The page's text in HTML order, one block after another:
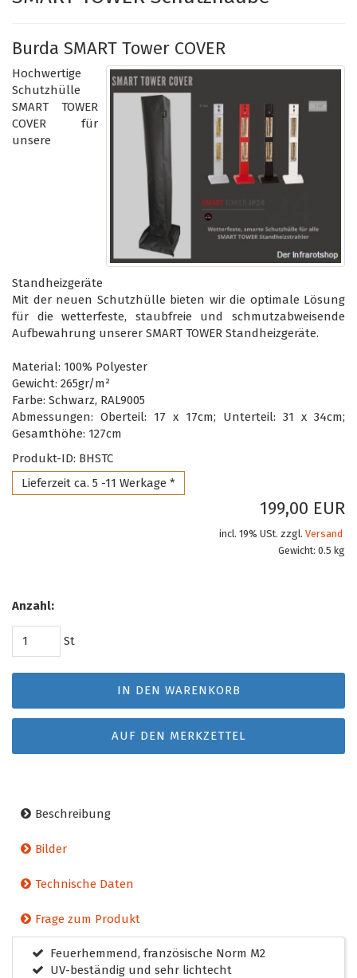
Burda SMART Tower COVER
Hochwertige
Schutzhülle
SMART TOWER
COVER für
unsere
Standheizgeräte
Mit der neuen Schutzhülle bieten wir die optimale Lösung
für die wetterfeste, staubfreie und schmutzabweisende
Aufbewahrung unserer SMART TOWER Standheizgeräte.
Material: 100% Polyester
Gewicht: 265gr/m²
Farbe: Schwarz, RAL9005
Abmessungen: Oberteil: 17 x 17cm; Unterteil: 31 x 34cm;
Gesamthöhe: 127cm
Produkt-ID: BHSTC
Lieferzeit ca. 5 -11 Werkage *
199,00 EUR
incl. 19% USt. zzgl. Versand
Gewicht: 0.5 kg
Anzahl:
St
IN DEN WARENKORB
AUF DEN MERKZETTEL
Beschreibung
Bilder
Technische Daten
Frage zum Produkt
Feuerhemmend, französische Norm M2
UV-beständig und sehr lichtecht